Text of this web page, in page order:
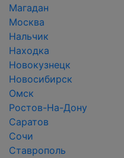
Магадан
Москва
Нальчик
Находка
Новокузнецк
Новосибирск
Омск
Ростов-На-Дону
Саратов
Сочи
Ставрополь